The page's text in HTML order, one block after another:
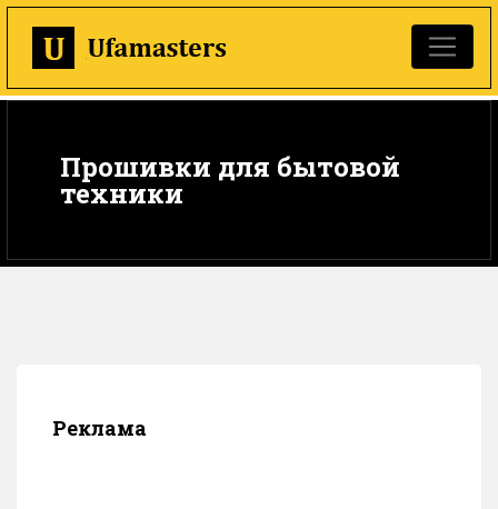
Прошивки для бытовой
техники
Реклама